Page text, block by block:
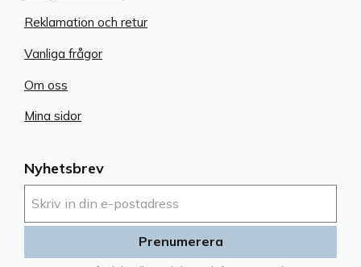
Nyhetsbrev
Prenumerera
Reklamation och retur
Vanliga frågor
Om oss
Mina sidor